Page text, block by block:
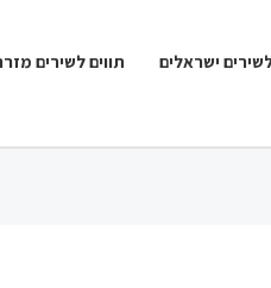
ישראלים תווים לשירים